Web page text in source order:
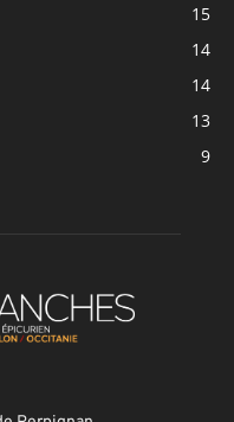
15
14
14
13
9